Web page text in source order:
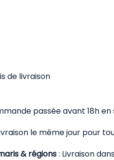
de livraison
passée avant 18h
le même jour pour
& régions: Livraison